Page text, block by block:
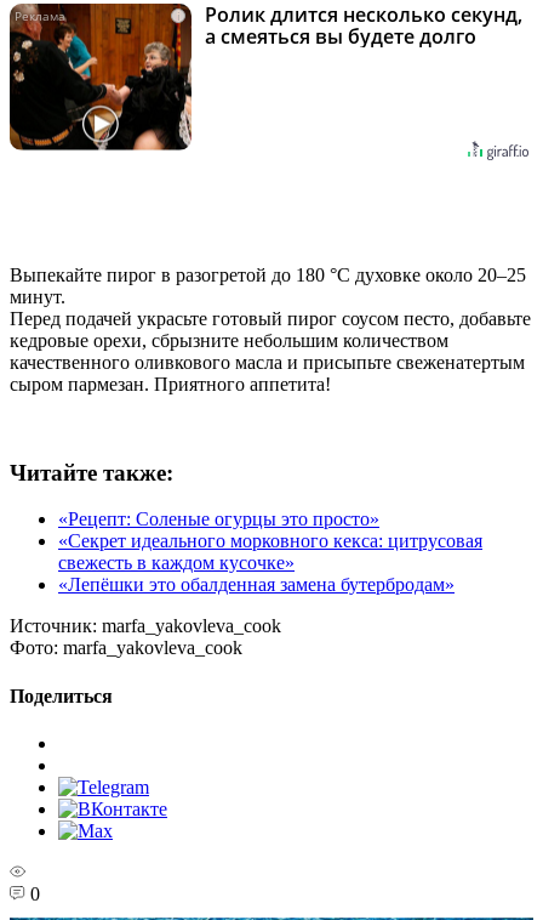
i
Ролик длится несколько секунд,
а смеяться вы будете долго
Выпекайте пирог в разогретой до 180 °C духовке около 20–25
минут.
Перед подачей украсьте готовый пирог соусом песто, добавьте
кедровые орехи, сбрызните небольшим количеством
качественного оливкового масла и присыпьте свеженатертым
сыром пармезан. Приятного аппетита!
Читайте также:
«Рецепт: Соленые огурцы это просто»
«Секрет идеального морковного кекса: цитрусовая
свежесть в каждом кусочке»
«Лепёшки это обалденная замена бутербродам»
Источник: marfa_yakovleva_cook
Фото: marfa_yakovleva_cook
Поделиться
0